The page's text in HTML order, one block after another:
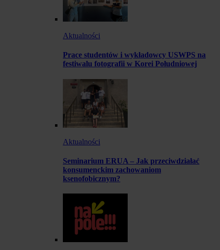
Aktualności
Prace studentów i wykładowcy USWPS na
festiwalu fotografii w Korei Południowej
Aktualności
Seminarium ERUA – Jak przeciwdziałać
konsumenckim zachowaniom
ksenofobicznym?